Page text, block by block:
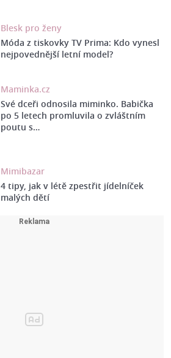
Blesk pro ženy
Móda z tiskovky TV Prima: Kdo vynesl
nejpovednější letní model?
Maminka.cz
Své dceři odnosila miminko. Babička
po 5 letech promluvila o zvláštním
poutu s…
Mimibazar
4 tipy, jak v létě zpestřit jídelníček
malých dětí